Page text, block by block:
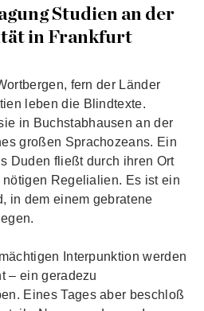
Studien an der
in Frankfurt
fern der Länder
leben die Blindtexte.
in Buchstabhausen an der
großen Sprachozeans. Ein
Duden fließt durch ihren Ort
Regelialien. Es ist ein
in dem einem gebratene
Interpunktion werden
– ein geradezu
Eines Tages aber beschloß